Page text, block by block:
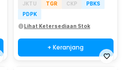
JKTU
TGR CKP
PBKS
PDPK
Lihat Ketersediaan Stok
+ Keranjang